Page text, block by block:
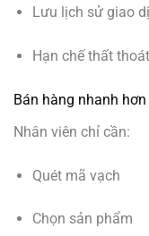
Lưu lịch sử giao
Hạn chế thất
Bán hàng nhanh hơn
Nhân viên chỉ cần:
Quét mã vạch
Chọn sản phẩm